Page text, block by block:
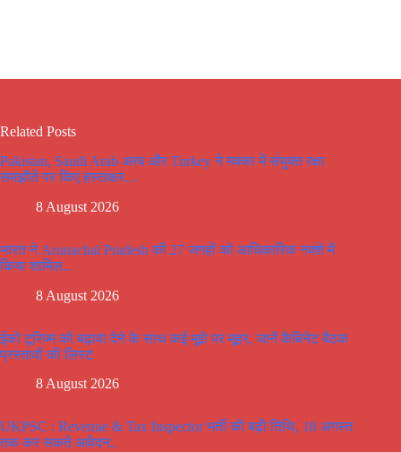
Related Posts
Pakistan, Saudi Arab अरब और Turkey ने मक्का में संयुक्त रक्षा
समझौते पर किए हस्ताक्षर…
8 August 2026
भारत ने Arunachal Pradesh की 27 जगहों को आधिकारिक नक्शे में
किया शामिल..
8 August 2026
ईको टूरिज्म को बढ़ावा देने के साथ कई मूद्दो पर मूहर, जानें कैबिनेट बैठक
प्रस्तावों की लिस्ट
8 August 2026
UKPSC : Revenue & Tax Inspector भर्ती की बढ़ी तिथि, 18 अगस्त
तक कर सकते आवेदन..